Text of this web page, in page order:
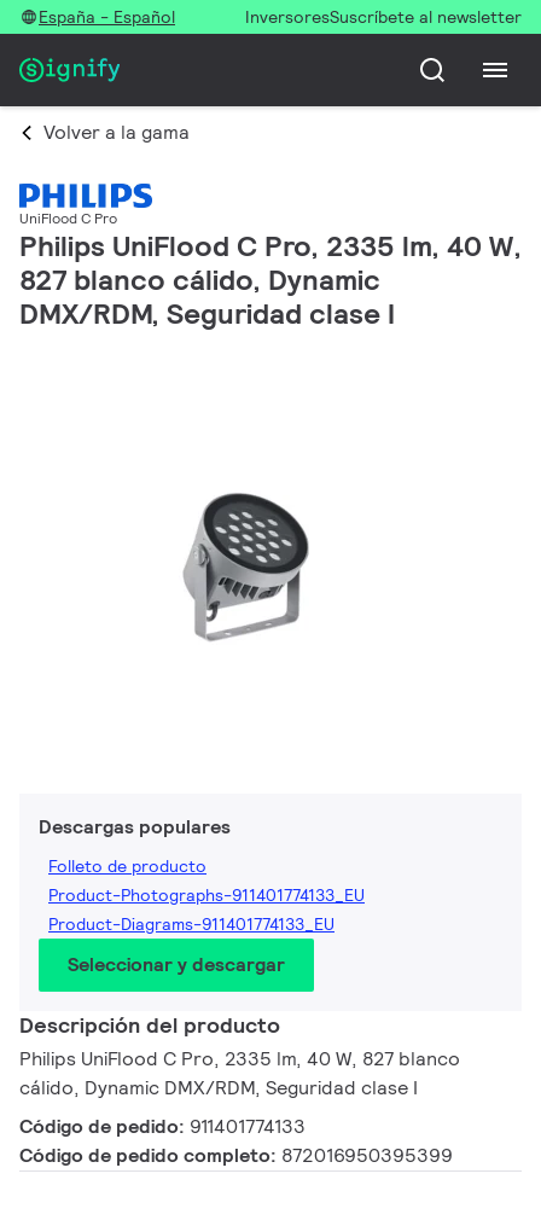
España - Español InversoresSuscríbete al newsletter
Volver a la gama
UniFlood C Pro
Philips UniFlood C Pro, 2335 lm, 40 W,
827 blanco cálido, Dynamic
DMX/RDM, Seguridad clase I
Descargas populares
Folleto de producto
Product-Photographs-911401774133_EU
Product-Diagrams-911401774133_EU
Seleccionar y descargar
Descripción del producto
Philips UniFlood C Pro, 2335 lm, 40 W, 827 blanco
cálido, Dynamic DMX/RDM, Seguridad clase I
Código de pedido: 911401774133
Código de pedido completo: 872016950395399